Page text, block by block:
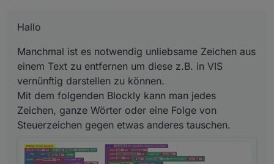
Hier der geänderte Export:
Hallo
Manchmal ist es notwendig unliebsame Zeichen aus
einem Text zu entfernen um diese z.B. in VIS
vernünftig darstellen zu können.
Mit dem folgenden Blockly kann man jedes
Zeichen, ganze Wörter oder eine Folge von
Steuerzeichen gegen etwas anderes tauschen.